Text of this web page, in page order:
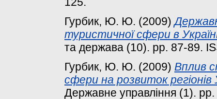
Гурбик, Ю. Ю. (2009)
туристичної сфери в
та держава (10). pp. 87-89.
Гурбик, Ю. Ю. (2009) Вплив
сфери на розвиток регіонів
Державне управління (1).